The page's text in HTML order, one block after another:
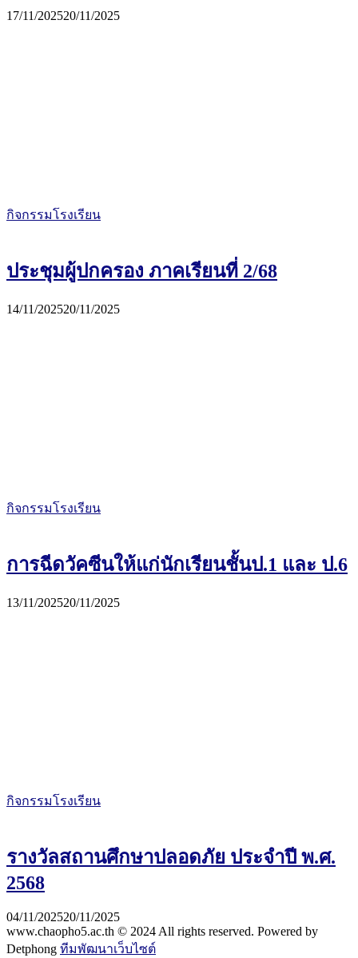
17/11/202520/11/2025
กิจกรรมโรงเรียน
ประชุมผู้ปกครอง ภาคเรียนที่ 2/68
14/11/202520/11/2025
กิจกรรมโรงเรียน
การฉีดวัคซีนให้แก่นักเรียนชั้นป.1 และ ป.6
13/11/202520/11/2025
กิจกรรมโรงเรียน
รางวัลสถานศึกษาปลอดภัย ประจำปี พ.ศ.
2568
04/11/202520/11/2025
www.chaopho5.ac.th © 2024 All rights reserved. Powered by
Detphong ทีมพัฒนาเว็บไซต์